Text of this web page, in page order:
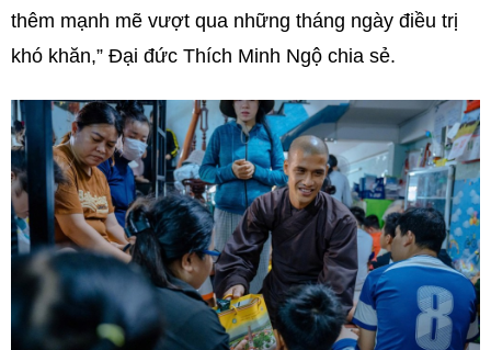
thêm mạnh mẽ vượt qua những tháng ngày điều trị
khó khăn,” Đại đức Thích Minh Ngộ chia sẻ.